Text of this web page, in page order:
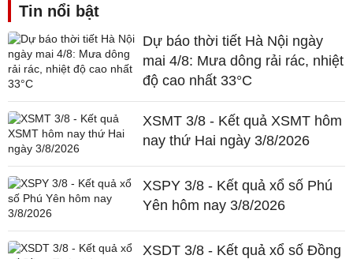
Tin nổi bật
Dự báo thời tiết Hà Nội ngày
mai 4/8: Mưa dông rải rác, nhiệt
độ cao nhất 33°C
XSMT 3/8 - Kết quả XSMT hôm
nay thứ Hai ngày 3/8/2026
XSPY 3/8 - Kết quả xổ số Phú
Yên hôm nay 3/8/2026
XSDT 3/8 - Kết quả xổ số Đồng